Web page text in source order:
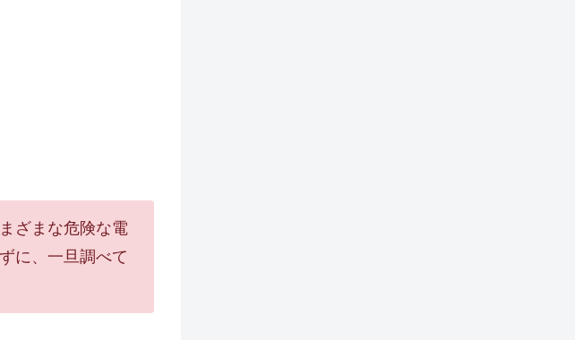
ざまな危険な電
に、一旦調べて